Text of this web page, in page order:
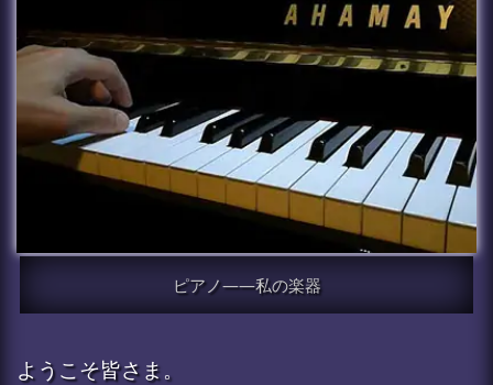
ピアノ――私の楽器
ようこそ皆さま。